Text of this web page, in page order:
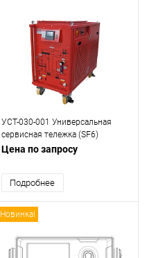
УСТ-030-001 Универсальная
сервисная тележка (SF6)
Цена по запросу
Подробнее
Новинка!